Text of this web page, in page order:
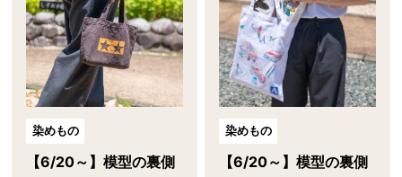
染めもの
【6/20～】模型の裏側
染めもの
【6/20～】模型の裏側